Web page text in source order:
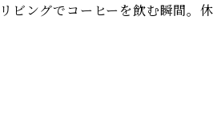
ビングでコーヒーを飲む瞬間。